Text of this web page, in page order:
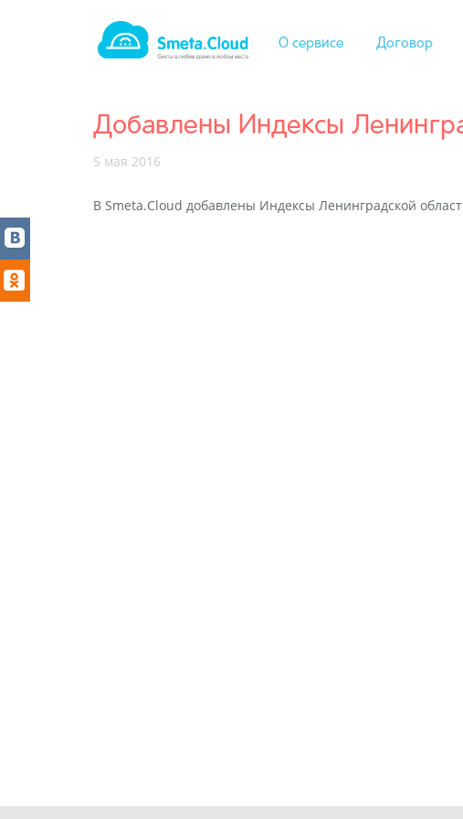
О сервисе Договор
Добавлены Индексы
5 мая 2016
В Smeta.Cloud добавлены Индексы Ленинградской